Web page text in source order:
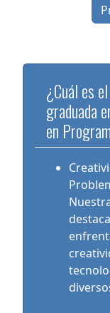
¿Cuál es
graduada
en